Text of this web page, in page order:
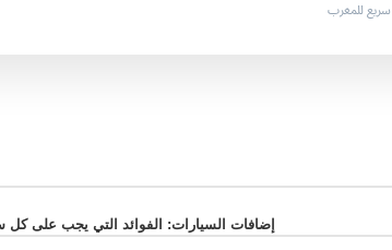
للمغرب
إضافات السيارات: الفوائد التي يجب على كل